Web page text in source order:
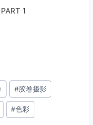
1
#胶卷摄影
#色彩